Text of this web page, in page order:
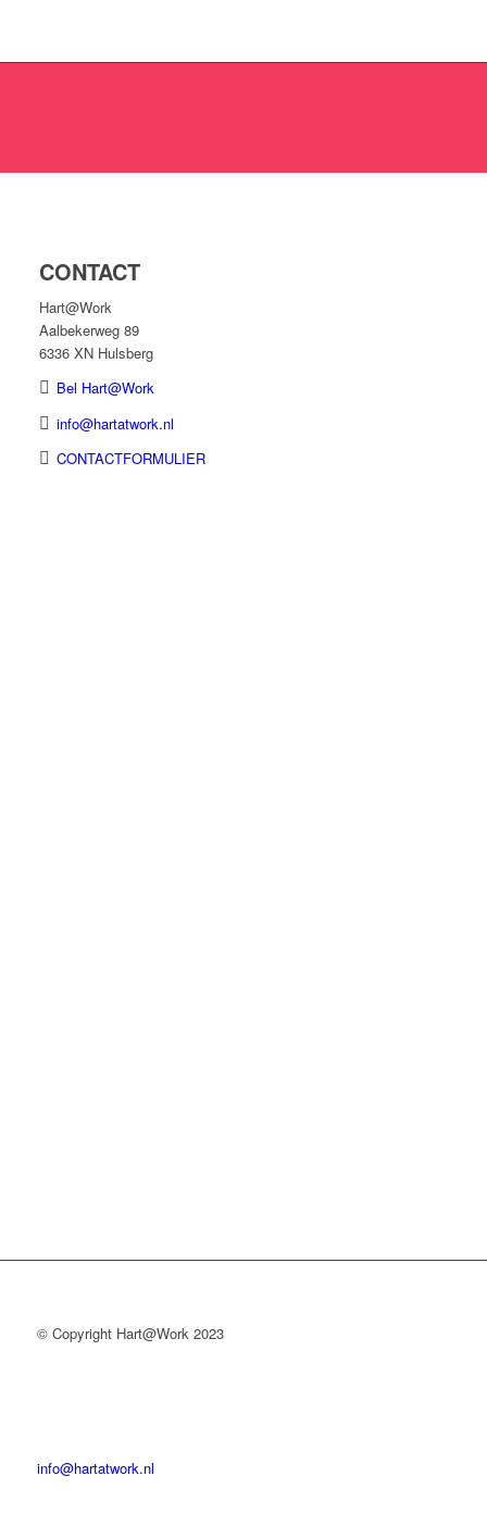
CONTACT
Hart@Work
Aalbekerweg 89
6336 XN Hulsberg
Bel Hart@Work
info@hartatwork.nl
CONTACTFORMULIER
© Copyright Hart@Work 2023
info@hartatwork.nl